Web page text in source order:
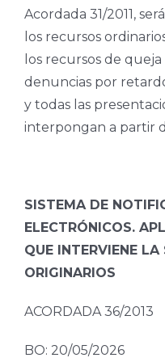
Acordada 31/2011,
los recursos
los recursos de
denuncias por
y todas las
interpongan a partir
SISTEMA DE
ELECTRÓNICOS.
QUE INTERVIENE
ORIGINARIOS
ACORDADA 36/2013
BO: 20/05/2026